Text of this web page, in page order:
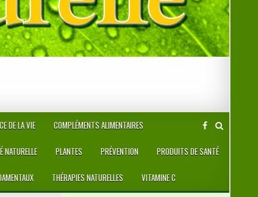
DE LA VIE COMPLÉMENTS ALIMENTAIRES
NATURELLE PLANTES PRÉVENTION PRODUITS DE SANTÉ
THÉRAPIES NATURELLES VITAMINE C